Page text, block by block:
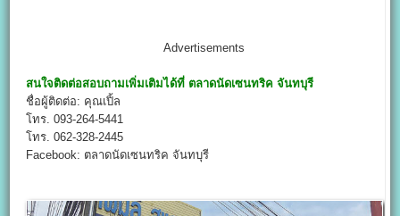
Advertisements
สนใจติดต่อสอบถามเพิ่มเติมได้ที่ ตลาดนัดเซนทริค จันทบุรี
ชื่อผู้ติดต่อ: คุณเปิ้ล
โทร. 093-264-5441
โทร. 062-328-2445
Facebook: ตลาดนัดเซนทริค จันทบุรี